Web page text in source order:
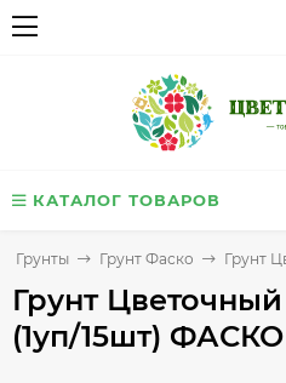
КАТАЛОГ ТОВАРОВ
Грунты Грунт Фаско Грунт
Грунт
(1уп/15шт) ФАСКО